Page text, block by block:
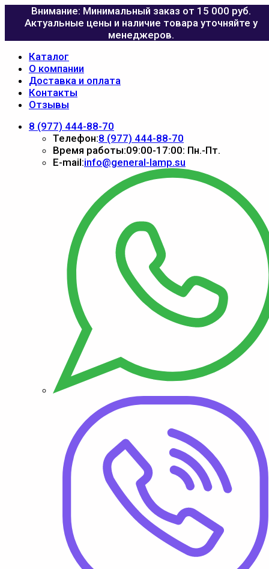
Внимание: Минимальный заказ от 15 000 руб.
Актуальные цены и наличие товара уточняйте у
менеджеров.
Каталог
О компании
Доставка и оплата
Контакты
Отзывы
8 (977) 444-88-70
Телефон:8 (977) 444-88-70
Время работы:09:00-17:00: Пн.-Пт.
E-mail:info@general-lamp.su